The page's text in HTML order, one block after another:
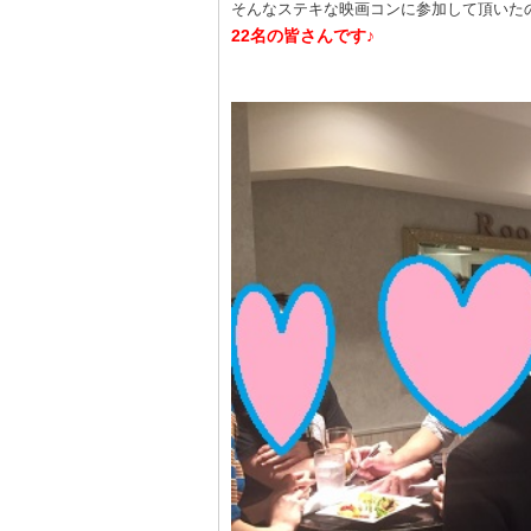
そんなステキな映画コンに参加して頂いた
22名の皆さんです♪